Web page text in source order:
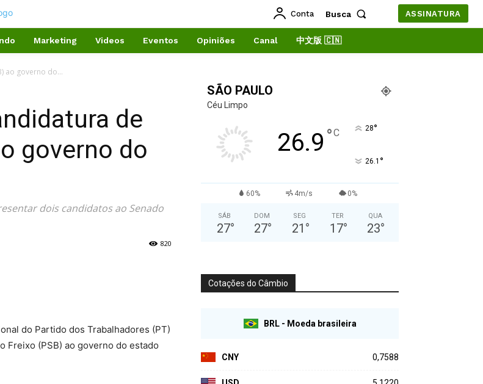
Conta Busca ASSINATURA
Marketing Videos Eventos Opiniões Canal 中文版 🇨🇳
ao governo do...
de
governo do
dois candidatos ao Senado
820
do Partido dos Trabalhadores (PT)
Freixo (PSB) ao governo do estado
SÃO PAULO
Céu Limpo
26.9 °C 28°
26.1 °
60% 4m/s 0%
SÁB
27°
DOM
27°
SEG
21 °
TER
17°
QUA
23°
Cotações do Câmbio
BRL - Moeda brasileira
CNY 0,7588